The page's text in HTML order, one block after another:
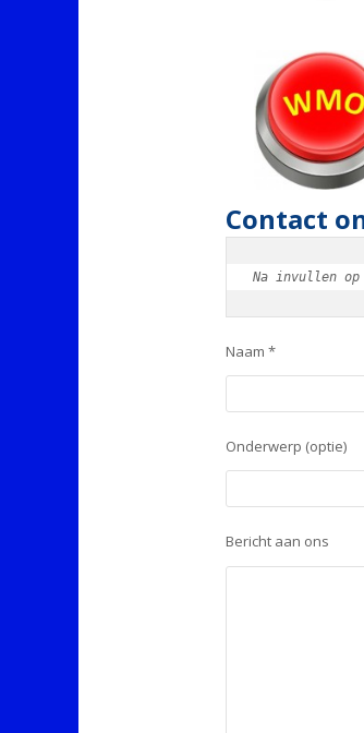
Contact
Na invullen
Naam *
Onderwerp (optie)
Bericht aan ons